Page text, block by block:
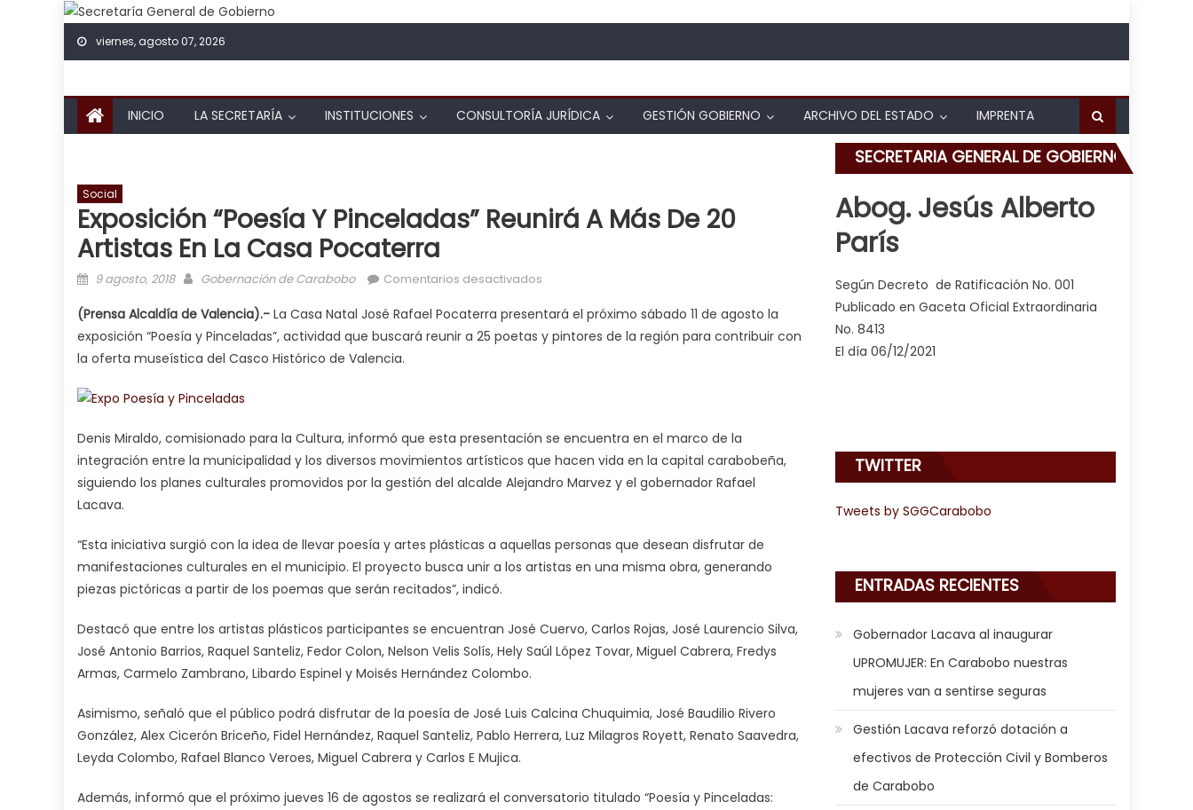
Skip to content
viernes, agosto 07, 2026
INICIO LA SECRETARÍA INSTITUCIONES CONSULTORÍA JURÍDICA GESTIÓN GOBIERNO ARCHIVO DEL ESTADO IMPRENTA
Social
Exposición “Poesía Y Pinceladas” Reunirá A Más De 20
Artistas En La Casa Pocaterra
Posted on
9 agosto, 2018 Author
Gobernación de Carabobo Comentarios desactivados en Exposición “Poesía y Pinceladas” reunirá a más de 20 artistas en la Casa Pocaterra
(Prensa Alcaldía de Valencia).- La Casa Natal José Rafael Pocaterra presentará el próximo sábado 11 de agosto la
exposición “Poesía y Pinceladas”, actividad que buscará reunir a 25 poetas y pintores de la región para contribuir con
la oferta museística del Casco Histórico de Valencia.
Denis Miraldo, comisionado para la Cultura, informó que esta presentación se encuentra en el marco de la
integración entre la municipalidad y los diversos movimientos artísticos que hacen vida en la capital carabobeña,
siguiendo los planes culturales promovidos por la gestión del alcalde Alejandro Marvez y el gobernador Rafael
Lacava.
“Esta iniciativa surgió con la idea de llevar poesía y artes plásticas a aquellas personas que desean disfrutar de
manifestaciones culturales en el municipio. El proyecto busca unir a los artistas en una misma obra, generando
piezas pictóricas a partir de los poemas que serán recitados”, indicó.
Destacó que entre los artistas plásticos participantes se encuentran José Cuervo, Carlos Rojas, José Laurencio Silva,
José Antonio Barrios, Raquel Santeliz, Fedor Colon, Nelson Velis Solís, Hely Saúl López Tovar, Miguel Cabrera, Fredys
Armas, Carmelo Zambrano, Libardo Espinel y Moisés Hernández Colombo.
Asimismo, señaló que el público podrá disfrutar de la poesía de José Luis Calcina Chuquimia, José Baudilio Rivero
González, Alex Cicerón Briceño, Fidel Hernández, Raquel Santeliz, Pablo Herrera, Luz Milagros Royett, Renato Saavedra,
Leyda Colombo, Rafael Blanco Veroes, Miguel Cabrera y Carlos E Mujica.
Además, informó que el próximo jueves 16 de agostos se realizará el conversatorio titulado “Poesía y Pinceladas:
SECRETARIA GENERAL DE GOBIERNO
Abog. Jesús Alberto
París
Según Decreto de Ratificación No. 001
Publicado en Gaceta Oficial Extraordinaria
No. 8413
El día 06/12/2021
TWITTER
Tweets by SGGCarabobo
ENTRADAS RECIENTES
Gobernador Lacava al inaugurar
UPROMUJER: En Carabobo nuestras
mujeres van a sentirse seguras
Gestión Lacava reforzó dotación a
efectivos de Protección Civil y Bomberos
de Carabobo